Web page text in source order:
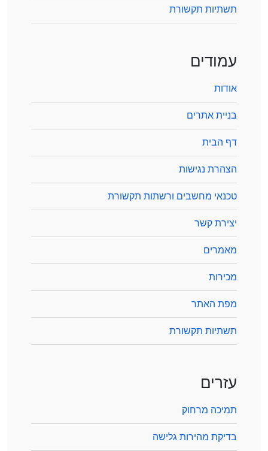
תשתיות תקשורת
עמודים
אודות
בניית אתרים
דף הבית
הצהרת נגישות
טכנאי מחשבים ורשתות תקשורת
יצירת קשר
מאמרים
מכירות
מפת האתר
תשתיות תקשורת
עזרים
תמיכה מרחוק
בדיקת מהירות גלישה